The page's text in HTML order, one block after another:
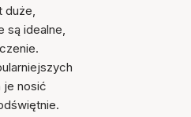
duże,
są idealne,
je nosić